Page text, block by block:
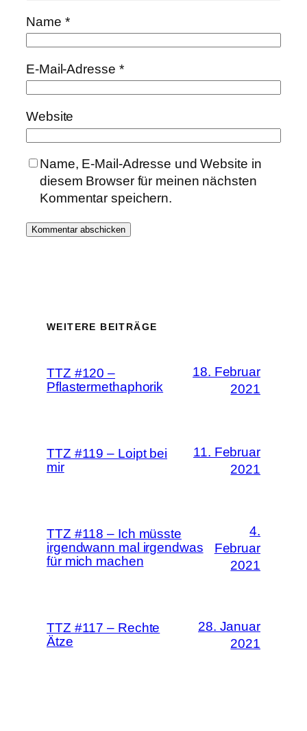
Name *
E-Mail-Adresse *
Website
Name, E-Mail-Adresse und Website in
diesem Browser für meinen nächsten
Kommentar speichern.
WEITERE BEITRÄGE
TTZ #120 –
Pflastermethaphorik
18. Februar
2021
TTZ #119 – Loipt bei
mir
11. Februar
2021
TTZ #118 – Ich müsste
irgendwann mal irgendwas
für mich machen
4.
Februar
2021
TTZ #117 – Rechte
Ätze
28. Januar
2021